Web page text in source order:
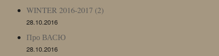
WINTER 2016-2017 (2)
28.10.2016
Про ВАСЮ
28.10.2016